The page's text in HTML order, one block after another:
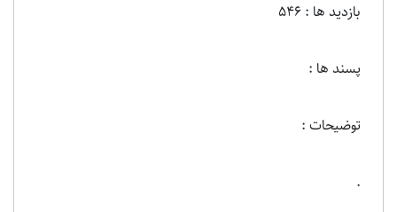
بازدید ها : 546
پسند ها :
توضیحات :
.